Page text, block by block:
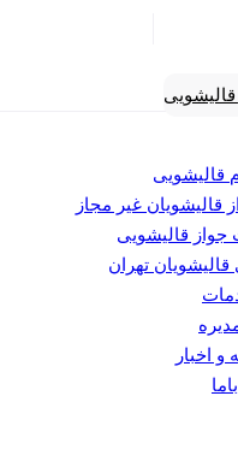
قالیشویی
قالیشویان غیر مجاز
جواز قالیشویی
تهران
و اخبار